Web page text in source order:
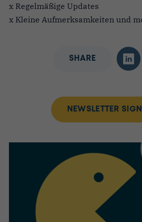
x Regelmäßige Updates
x Kleine Aufmerksamkeiten und
SHARE
NEWSLETTER